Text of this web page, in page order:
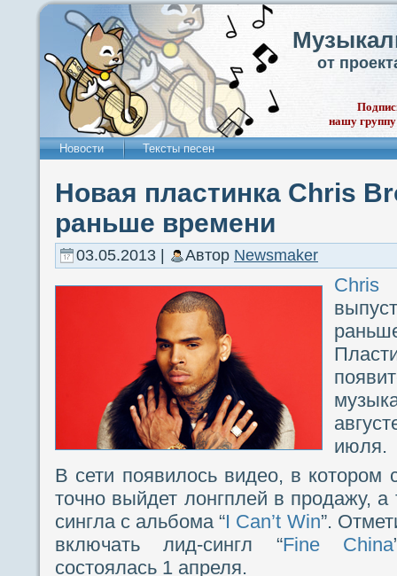
от
нашу
Новости Тексты песен
Новая пластинка Chris
раньше времени
03.05.2013 | Автор Newsmaker
июля.
В сети появилось видео, в котором
точно выйдет лонгплей в продажу, а
сингла с альбома “I Can’t Win”.
включать лид-сингл “Fine China
состоялась 1 апреля.